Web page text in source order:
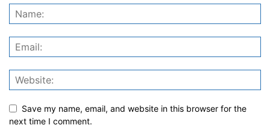
Save my name, email, and website in this browser for the
next time I comment.